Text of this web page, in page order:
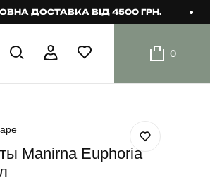
ДОСТАВКА ВІД 4500 ГРН.
0
Manirna Euphoria